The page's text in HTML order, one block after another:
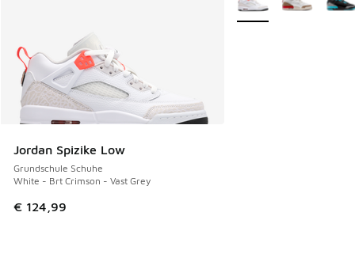
Jordan Spizike Low
Grundschule Schuhe
White - Brt Crimson - Vast Grey
€ 124,99